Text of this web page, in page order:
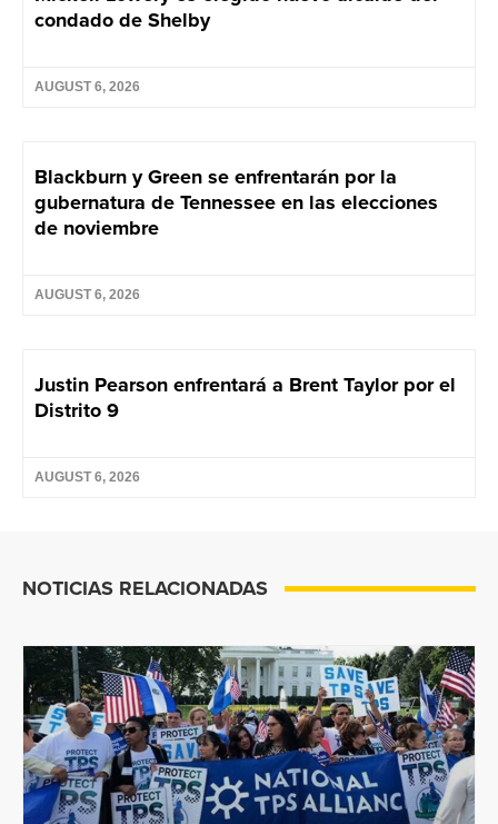
condado de Shelby
AUGUST 6, 2026
Blackburn y Green se enfrentarán por la
gubernatura de Tennessee en las elecciones
de noviembre
AUGUST 6, 2026
Justin Pearson enfrentará a Brent Taylor por el
Distrito 9
AUGUST 6, 2026
NOTICIAS RELACIONADAS